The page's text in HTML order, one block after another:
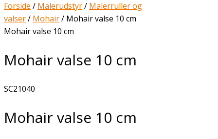
Forside / Malerudstyr/ Malerruller og
valser/ Mohair/ Mohair valse 10 cm
Mohair valse 10 cm
Mohair valse 10 cm
SC21040
Mohair valse 10 cm